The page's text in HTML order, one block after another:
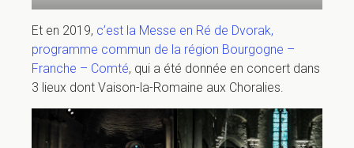
Et en 2019, c’est la Messe en Ré de Dvorak,
programme commun de la région Bourgogne –
Franche – Comté, qui a été donnée en concert dans
3 lieux dont Vaison-la-Romaine aux Choralies.